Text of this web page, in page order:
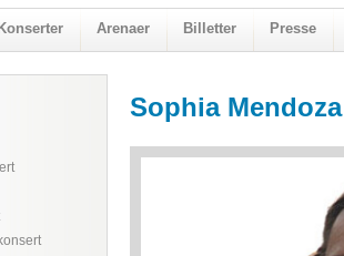
Konserter Arenaer Billetter Presse
Visningskatalogen 2018
Sophia Mendoza